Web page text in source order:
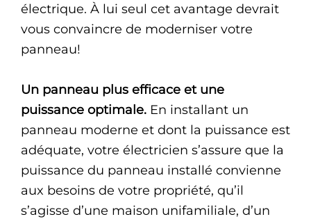
électrique. À lui seul cet avantage devrait
vous convaincre de moderniser votre
panneau!
Un panneau plus efficace et une
puissance optimale. En installant un
panneau moderne et dont la puissance est
adéquate, votre électricien s’assure que la
puissance du panneau installé convienne
aux besoins de votre propriété, qu’il
s’agisse d’une maison unifamiliale, d’un